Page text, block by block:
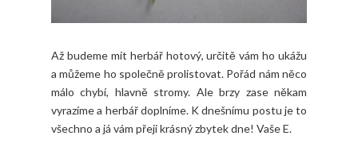
Až budeme mít herbář hotový, určitě vám ho ukážu
a můžeme ho společně prolistovat. Pořád nám něco
málo chybí, hlavně stromy. Ale brzy zase někam
vyrazíme a herbář doplníme. K dnešnímu postu je to
všechno a já vám přeji krásný zbytek dne! Vaše E.